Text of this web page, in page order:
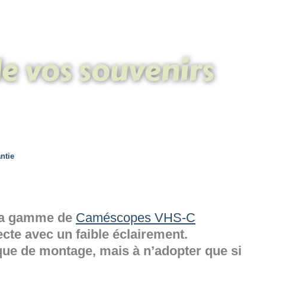
vos souvenirs
gamme de Caméscopes VHS-C
avec un faible éclairement.
de montage, mais à n’adopter que si